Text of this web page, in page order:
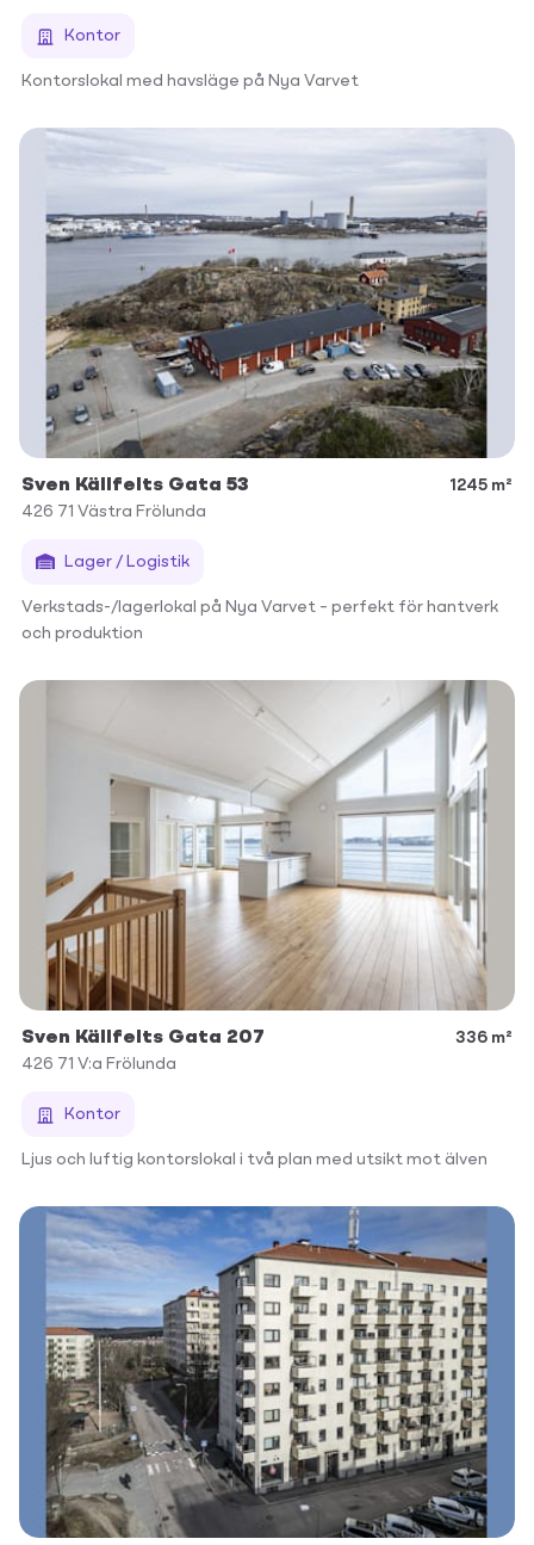
Kontor
Kontorslokal med havsläge på Nya Varvet
Sven Källfelts Gata 53
1245 m²
426 71 Västra Frölunda
Lager / Logistik
Verkstads-/lagerlokal på Nya Varvet – perfekt för hantverk
och produktion
Sven Källfelts Gata 207
336 m²
426 71 V:a Frölunda
Kontor
Ljus och luftig kontorslokal i två plan med utsikt mot älven